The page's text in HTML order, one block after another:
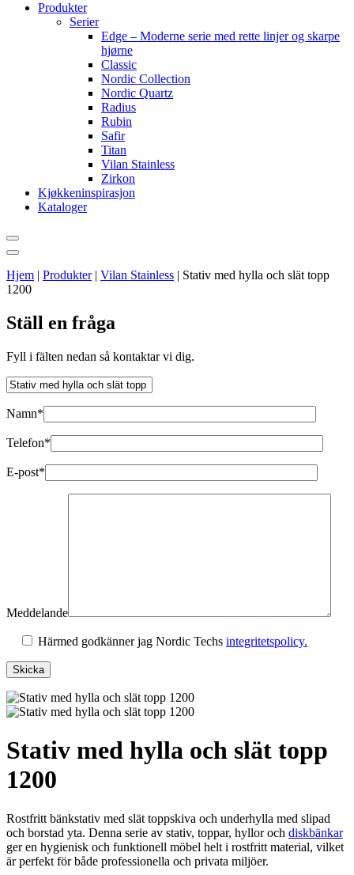
Produkter
Serier
Edge – Moderne serie med rette linjer og skarpe
hjørne
Classic
Nordic Collection
Nordic Quartz
Radius
Rubin
Safir
Titan
Vilan Stainless
Zirkon
Kjøkkeninspirasjon
Kataloger
Hjem | Produkter| Vilan Stainless | Stativ med hylla och slät topp
1200
Ställ en fråga
Fyll i fälten nedan så kontaktar vi dig.
Namn*
Telefon*
E-post*
Meddelande
Härmed godkänner jag Nordic Techs integritetspolicy.
Stativ med hylla och slät topp
1200
Rostfritt bänkstativ med slät toppskiva och underhylla med slipad
och borstad yta. Denna serie av stativ, toppar, hyllor och diskbänkar
ger en hygienisk och funktionell möbel helt i rostfritt material, vilket
är perfekt för både professionella och privata miljöer.